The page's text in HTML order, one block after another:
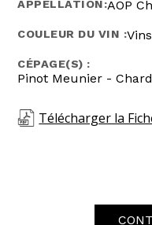
APPELLATION:AOP
COULEUR DU VIN :
CÉPAGE(S) :
Pinot Meunier -
Télécharger la